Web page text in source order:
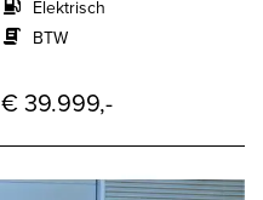
Elektrisch
BTW
€ 39.999,-